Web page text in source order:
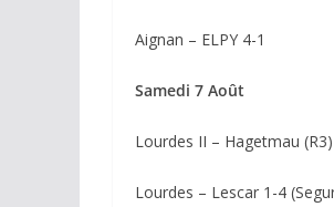
Aignan – ELPY 4-1
Samedi 7 Août
Lourdes II – Hagetmau
Lourdes – Lescar 1-4